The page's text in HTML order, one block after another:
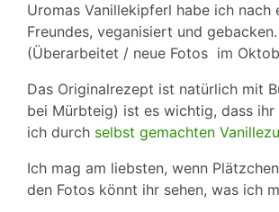
Uromas Vanillekipferl habe ich
Freundes, veganisiert und
(Überarbeitet / neue Fotos im
Das Originalrezept ist natürlich mit
bei Mürbteig) ist es wichtig, dass
ich durch selbst gemachten
Ich mag am liebsten, wenn
den Fotos könnt ihr sehen, was ich